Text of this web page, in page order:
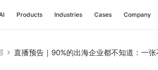
Products Industries Cases Company
直播预告｜90%的出海企业都不知道：一